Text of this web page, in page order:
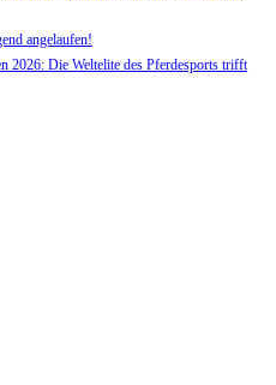
angelaufen!
2026: Die Weltelite des Pferdesports trifft